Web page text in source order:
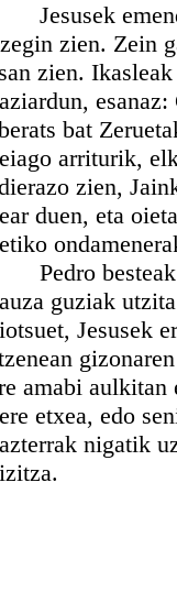
Jesusek
zien. Zein
zien.
bat
arriturik,
zien,
duen, eta
Pedro besteak
guziak
Jesusek
amabi aulkitan
etxea, edo
nigatik